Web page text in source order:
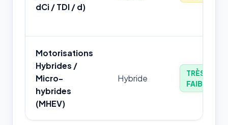
dCi / TDI / d)
Motorisations
Hybrides /
Micro-
hybrides
(MHEV)
Hybride
TRÈS
FAIBLE